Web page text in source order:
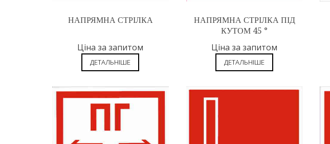
НАПРЯМНА СТРІЛКА
Ціна за запитом
ДЕТАЛЬНІШЕ
НАПРЯМНА СТРІЛКА ПІД
КУТОМ 45 °
Ціна за запитом
ДЕТАЛЬНІШЕ